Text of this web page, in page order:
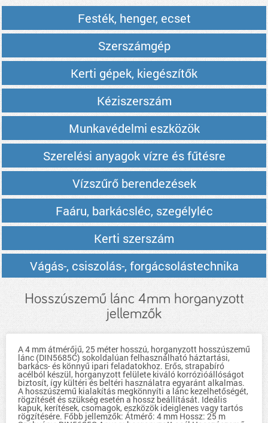
Festék, henger, ecset
Szerszámgép
Kerti gépek, kiegészítők
Kéziszerszám
Munkavédelmi eszközök
Szerelési anyagok vízre és fűtésre
Vízszűrő berendezések
Faáru, barkácsléc, szegélyléc
Kerti szerszám
Vágás-, csiszolás-, forgácsolástechnika
Hosszúszemű lánc 4mm horganyzott
jellemzők
A 4 mm átmérőjű, 25 méter hosszú, horganyzott hosszúszemű
lánc (DIN5685C) sokoldalúan felhasználható háztartási,
barkács- és könnyű ipari feladatokhoz. Erős, strapabíró
acélból készül, horganyzott felülete kiváló korrózióállóságot
biztosít, így kültéri és beltéri használatra egyaránt alkalmas.
A hosszúszemű kialakítás megkönnyíti a lánc kezelhetőségét,
rögzítését és szükség esetén a hossz beállítását. Ideális
kapuk, kerítések, csomagok, eszközök ideiglenes vagy tartós
rögzítésére. Főbb jellemzők: Átmérő: 4 mm Hossz: 25 m